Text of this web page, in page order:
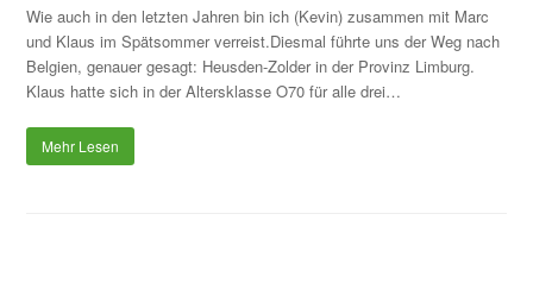
Wie auch in den letzten Jahren bin ich (Kevin) zusammen mit Marc
und Klaus im Spätsommer verreist.Diesmal führte uns der Weg nach
Belgien, genauer gesagt: Heusden-Zolder in der Provinz Limburg.
Klaus hatte sich in der Altersklasse O70 für alle drei…
Mehr Lesen